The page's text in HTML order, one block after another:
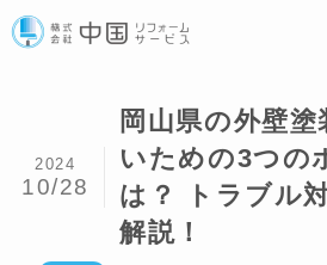
岡山県の外壁
いための3つの
は？ トラブル
解説！
2024
10/28